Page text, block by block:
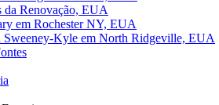
da Renovação, EUA
em Rochester NY, EUA
Sweeney-Kyle em North Ridgeville, EUA